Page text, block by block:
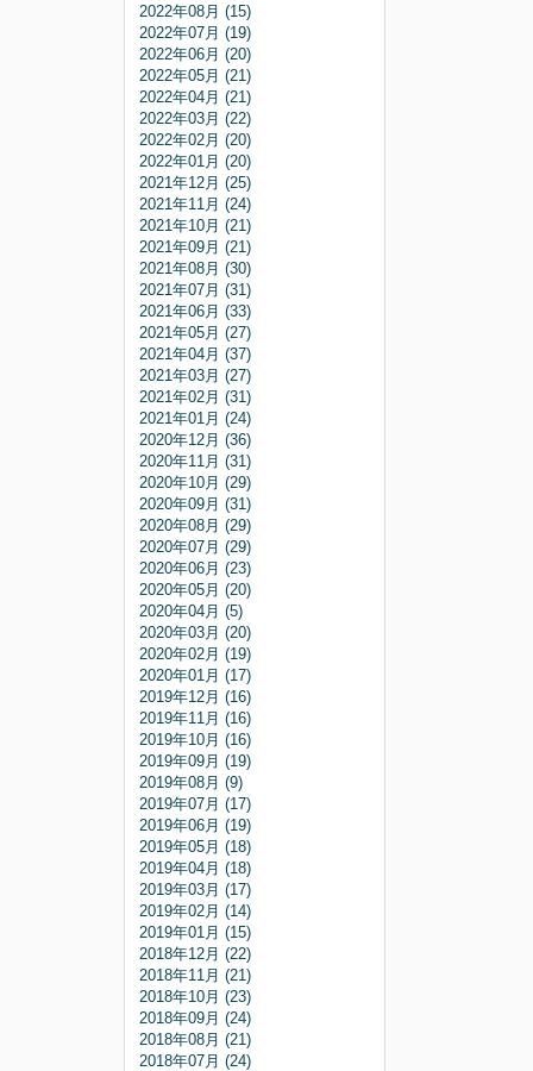
2022年08月 (15)
2022年07月 (19)
2022年06月 (20)
2022年05月 (21)
2022年04月 (21)
2022年03月 (22)
2022年02月 (20)
2022年01月 (20)
2021年12月 (25)
2021年11月 (24)
2021年10月 (21)
2021年09月 (21)
2021年08月 (30)
2021年07月 (31)
2021年06月 (33)
2021年05月 (27)
2021年04月 (37)
2021年03月 (27)
2021年02月 (31)
2021年01月 (24)
2020年12月 (36)
2020年11月 (31)
2020年10月 (29)
2020年09月 (31)
2020年08月 (29)
2020年07月 (29)
2020年06月 (23)
2020年05月 (20)
2020年04月 (5)
2020年03月 (20)
2020年02月 (19)
2020年01月 (17)
2019年12月 (16)
2019年11月 (16)
2019年10月 (16)
2019年09月 (19)
2019年08月 (9)
2019年07月 (17)
2019年06月 (19)
2019年05月 (18)
2019年04月 (18)
2019年03月 (17)
2019年02月 (14)
2019年01月 (15)
2018年12月 (22)
2018年11月 (21)
2018年10月 (23)
2018年09月 (24)
2018年08月 (21)
2018年07月 (24)